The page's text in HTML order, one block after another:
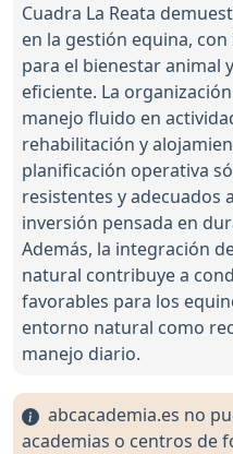
Cuadra La Reata
en la gestión equina,
para el bienestar animal
eficiente. La
manejo fluido en
rehabilitación y
planificación operativa
resistentes y adecuados
inversión pensada en
Además, la integración
natural contribuye a
favorables para los
entorno natural como
manejo diario.
abcacademia.es no
academias o centros de